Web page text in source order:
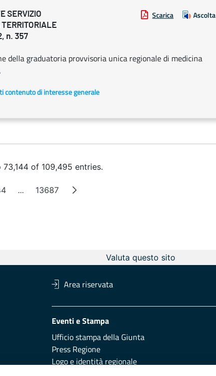
SERVIZIO
TERRITORIALE
n. 357
Scarica Ascolta
della graduatoria provvisoria unica regionale di medicina
contenuto di interesse generale
73,144 of 109,495 entries.
...Intermediate Pages
Page
13687
Valuta questo sito
Area riservata
Eventi e Stampa
Ufficio stampa della Giunta
Press Regione
Logo e identità regionale